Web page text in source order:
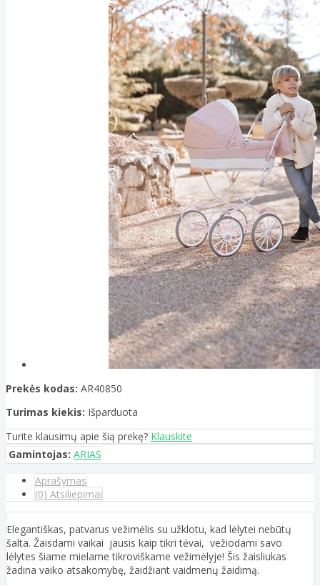
Prekės kodas: AR40850
Turimas kiekis: Išparduota
Turite klausimų apie šią prekę? Klauskite
Gamintojas: ARIAS
Aprašymas
(0) Atsiliepimai
Elegantiškas, patvarus vežimėlis su užklotu, kad lėlytei nebūtų
šalta. Žaisdami vaikai jausis kaip tikri tėvai, vežiodami savo
lėlytes šiame mielame tikroviškame vežimėlyje! Šis žaisliukas
žadina vaiko atsakomybę, žaidžiant vaidmenų žaidimą.